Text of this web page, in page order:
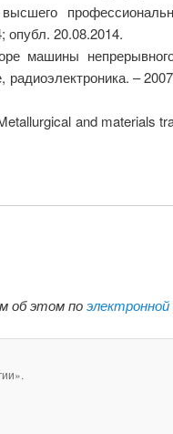
опубл. 20.08.2014.
машины
радиоэлектроника. –
and materials
об этом по